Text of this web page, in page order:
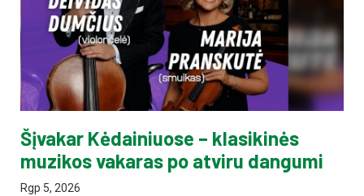
Šįvakar Kėdainiuose – klasikinės
muzikos vakaras po atviru dangumi
Rgp 5, 2026